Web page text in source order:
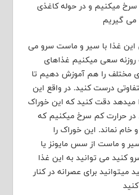
میکنیم و در حوله کاغذی
می گیریم
این غذا با سیر و ماست سرو می
سعی میکنیم غذاهای
مختلف را هم آموزش دهیم تا
درست کنید. در واقع این
میدهد دقت کنید که این خوراک
در حرارت کم سرخ میکنیم که
خام نماند. این خوراک را
و ماست از سس مایونز یا
می توانید به این غذا
میتوانید برای عصرانه در کنار